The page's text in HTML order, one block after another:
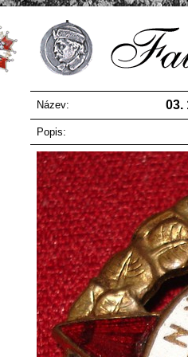
Název: 03.
Popis: